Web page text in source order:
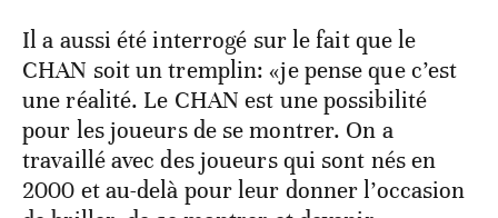
Il a aussi été interrogé sur le fait que le
CHAN soit un tremplin: «je pense que c’est
une réalité. Le CHAN est une possibilité
pour les joueurs de se montrer. On a
travaillé avec des joueurs qui sont nés en
2000 et au-delà pour leur donner l’occasion